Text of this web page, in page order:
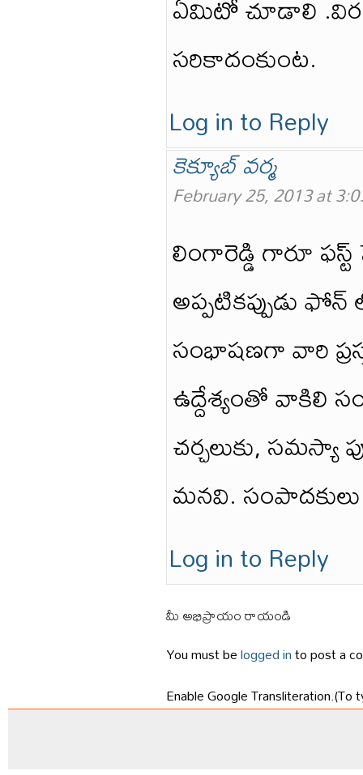
ఏమిటో చూడాలి
సరికాదంకుంట.
Log in to Reply
కెక్యూబ్ వర్మ
February 25, 2013 at
లింగారెడ్డి గారూ
అప్పటికప్పుడు
సంభాషణగా వారి
ఉద్దేశ్యంతో వాకిలి
చర్చలుకు,
మనవి.
Log in to Reply
మీ అభిప్రాయం రాయండి
You must belogged into post a
Enable Google